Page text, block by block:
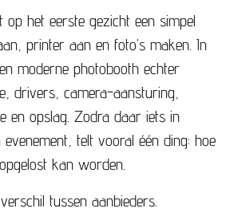
op het eerste gezicht een simpel
printer aan en foto’s maken. In
moderne photobooth echter
drivers, camera-aansturing,
en opslag. Zodra daar iets in
telt vooral één ding: hoe
kan worden.
tussen aanbieders.